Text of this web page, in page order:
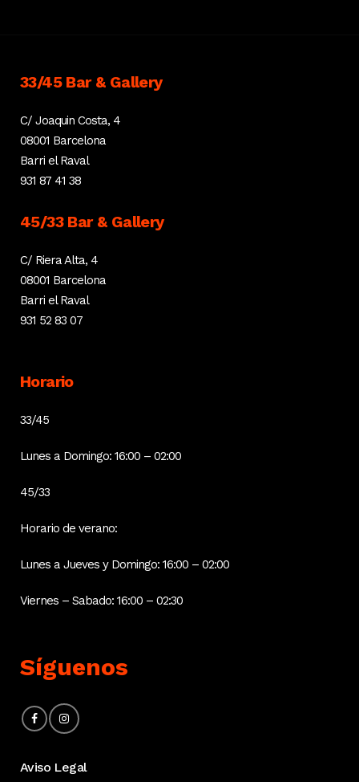
33/45 Bar & Gallery
C/ Joaquin Costa, 4
08001 Barcelona
Barri el Raval
931 87 41 38
45/33 Bar & Gallery
C/ Riera Alta, 4
08001 Barcelona
Barri el Raval
931 52 83 07
Horario
33/45
Lunes a Domingo: 16:00 – 02:00
45/33
Horario de verano:
Lunes a Jueves y Domingo: 16:00 – 02:00
Viernes – Sabado: 16:00 – 02:30
Síguenos
Aviso Legal